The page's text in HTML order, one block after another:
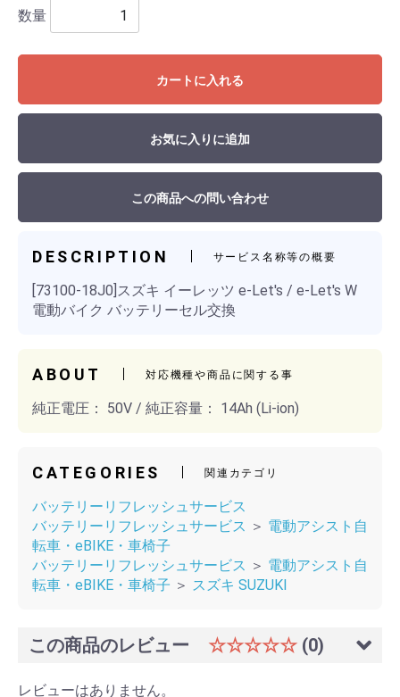
数量
カートに入れる
お気に入りに追加
この商品への問い合わせ
DESCRIPTION サービス名称等の概要
[73100-18J0]スズキ イーレッツ e-Let's / e-Let's W
電動バイク バッテリーセル交換
ABOUT 対応機種や商品に関する事
純正電圧： 50V / 純正容量： 14Ah (Li-ion)
CATEGORIES 関連カテゴリ
バッテリーリフレッシュサービス
バッテリーリフレッシュサービス ＞ 電動アシスト自
転車・eBIKE・車椅子
バッテリーリフレッシュサービス ＞ 電動アシスト自
転車・eBIKE・車椅子 ＞ スズキ SUZUKI
この商品のレビュー ☆☆☆☆☆ (0)
レビューはありません。